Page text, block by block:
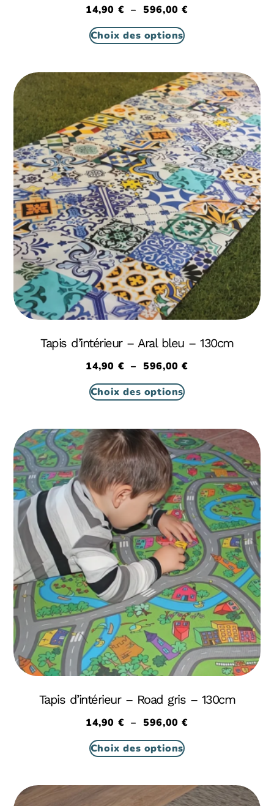
14,90 € – 596,00€
Choix des options
Tapis d’intérieur – Aral bleu – 130cm
14,90 € – 596,00€
Choix des options
Tapis d’intérieur – Road gris – 130cm
14,90 € – 596,00€
Choix des options